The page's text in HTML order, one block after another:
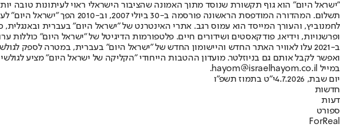
"ישראל היום" הוא גוף תקשורת שנוסד מתוך האמונה שהציבור הישראלי ראוי לעיתונות טובה
תשלום. המהדורה המודפסת
ופרשנויות, וידיאו, פודקאסטים ושידורים חיים. פלטפורמות הדיגיטל של "ישראל היום" כוללות
ב-2021 עלו לאוויר האתר החדש והיישומון החדש של "ישראל היום" בעברית, במטרה לספק
ואפשר לקבל אותם גם בניוזלטר. מועדון ההטבות הייחודי "הקליקה של ישראל היום" מציע
במייל hayom@israelhayom.co.il.
יום שבת, 4.7.2026
י"ט בתמוז תשפ"ו
חדשות
דעות
ספורט
ForReal